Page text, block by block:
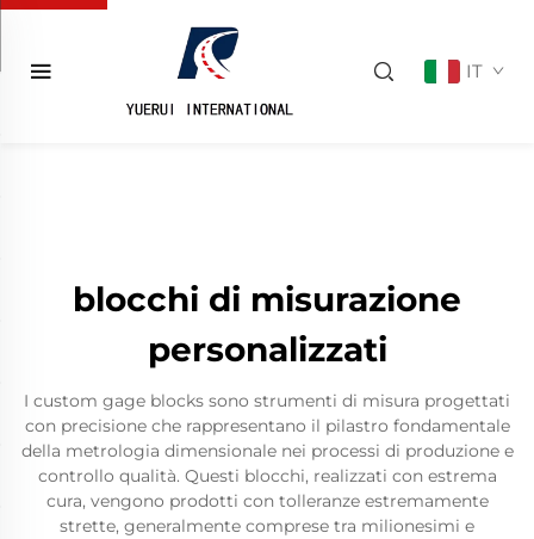
IT
blocchi di misurazione
personalizzati
I custom gage blocks sono strumenti di misura progettati
con precisione che rappresentano il pilastro fondamentale
della metrologia dimensionale nei processi di produzione e
controllo qualità. Questi blocchi, realizzati con estrema
cura, vengono prodotti con tolleranze estremamente
strette, generalmente comprese tra milionesimi e